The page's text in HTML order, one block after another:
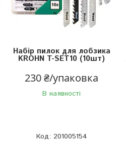
Набір пилок для лобзика
KROHN T-SET10 (10шт)
230 ₴/упаковка
В наявності
201005154